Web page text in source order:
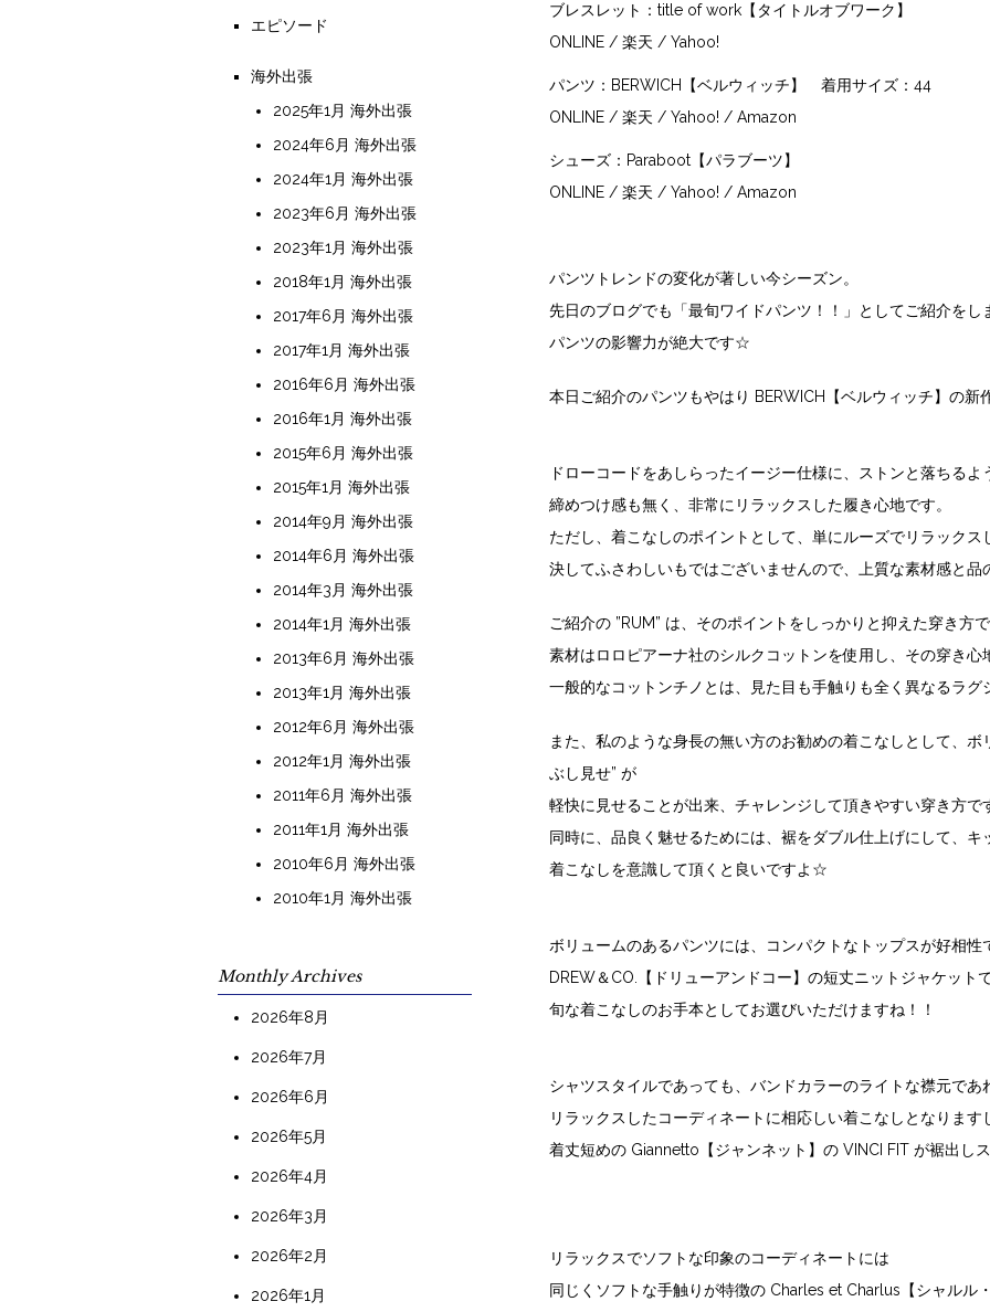
ブレスレット： title of work【タイトルオブワーク】
ONLINE / 楽天 / Yahoo!
パンツ： BERWICH【ベルウィッチ】
着用サイズ：44
ONLINE / 楽天 / Yahoo! / Amazon
シューズ： Paraboot【パラブーツ】
ONLINE / 楽天 / Yahoo! / Amazon
パンツトレンドの変化が著しい今シーズン。
先日のブログでも
「最旬ワイドパンツ！！」
としてご紹介をし
パンツの影響力が絶大です☆
本日ご紹介のパンツもやはり BERWICH【ベルウィッチ】 の新
ドローコードをあしらったイージー仕様に、ストンと落ちるよ
締めつけ感も無く、非常にリラックスした履き心地です。
ただし、着こなしのポイントとして、単にルーズでリラック
決してふさわしいもではございませんので、上質な素材感と品
ご紹介の ”RUM” は、そのポイントをしっかりと抑えた穿き方で
素材はロロピアーナ社のシルクコットンを使用し、その穿き心
一般的なコットンチノとは、見た目も手触りも全く異なるラグ
また、私のような身長の無い方のお勧めの着こなしとして、ボ
ぶし見せ” が
軽快に見せることが出来、チャレンジして頂きやすい穿き方で
同時に、品良く魅せるためには、裾をダブル仕上げにして、
着こなしを意識して頂くと良いですよ☆
ボリュームのあるパンツには、コンパクトなトップスが好相性
DREW＆CO.【ドリューアンドコー】 の短丈ニットジャケット
旬な着こなしのお手本としてお選びいただけますね！！
シャツスタイルであっても、バンドカラーのライトな襟元であ
リラックスしたコーディネートに相応しい着こなしとなります
着丈短めの Giannetto【ジャンネット】 の VINCI FIT が裾出し
リラックスでソフトな印象のコーディネートには
同じくソフトな手触りが特徴の Charles et Charlus【シャルル
エピソード
海外出張
2025年1月 海外出張
2024年6月 海外出張
2024年1月 海外出張
2023年6月 海外出張
2023年1月 海外出張
2018年1月 海外出張
2017年6月 海外出張
2017年1月 海外出張
2016年6月 海外出張
2016年1月 海外出張
2015年6月 海外出張
2015年1月 海外出張
2014年9月 海外出張
2014年6月 海外出張
2014年3月 海外出張
2014年1月 海外出張
2013年6月 海外出張
2013年1月 海外出張
2012年6月 海外出張
2012年1月 海外出張
2011年6月 海外出張
2011年1月 海外出張
2010年6月 海外出張
2010年1月 海外出張
Monthly Archives
2026年8月
2026年7月
2026年6月
2026年5月
2026年4月
2026年3月
2026年2月
2026年1月